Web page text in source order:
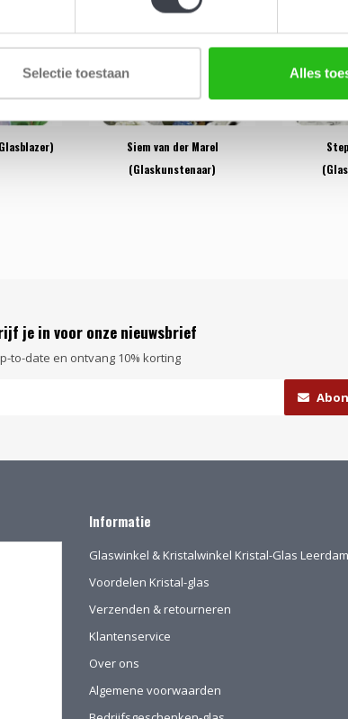
Selectie toestaan Alles
Siem van der Marel
(Glaskunstenaar)
je in voor onze nieuwsbrief
to-date en ontvang 10% korting
Informatie
Glaswinkel & Kristalwinkel Kristal-Glas Leerdam
Voordelen Kristal-glas
Verzenden & retourneren
Klantenservice
Over ons
Algemene voorwaarden